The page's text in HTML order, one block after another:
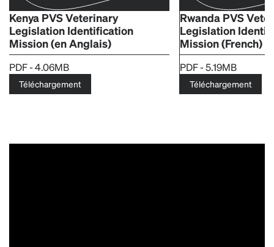
Kenya PVS Veterinary
Legislation Identification
Mission (en Anglais)
PDF - 4.06MB
Téléchargement
Rwanda PVS
Legislation
Mission (French)
PDF - 5.19MB
Téléchargement